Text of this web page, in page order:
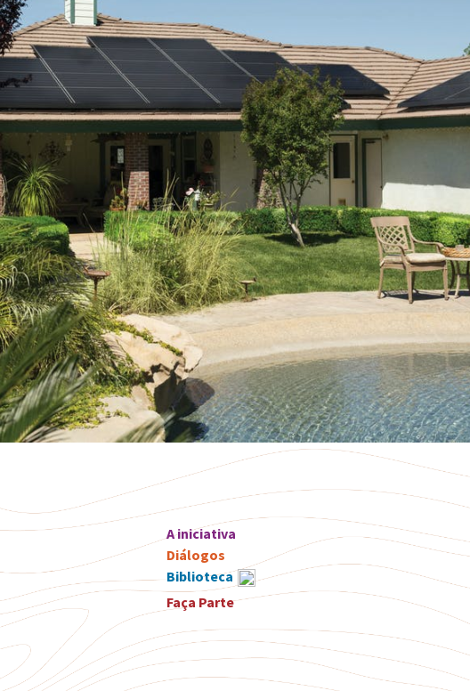
A iniciativa
Diálogos
Biblioteca
Faça Parte